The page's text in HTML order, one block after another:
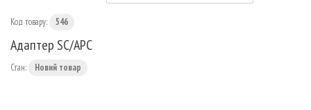
Код товару: 546
Адаптер SC/APC
Стан: Новий товар